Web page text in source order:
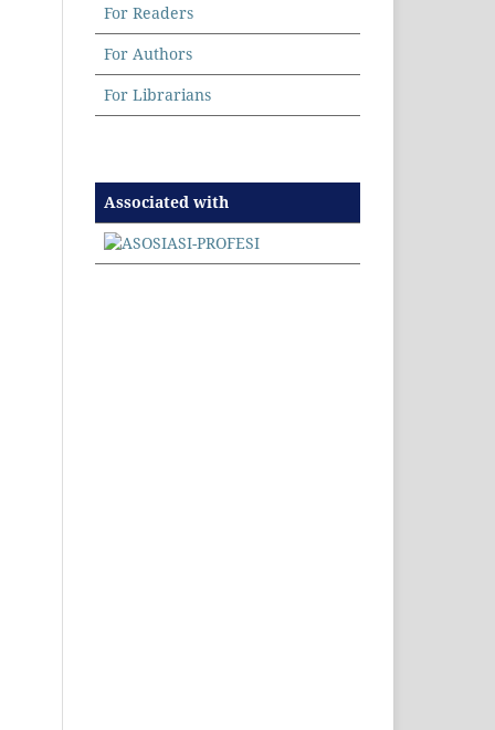
For Readers
For Authors
For Librarians
Associated with